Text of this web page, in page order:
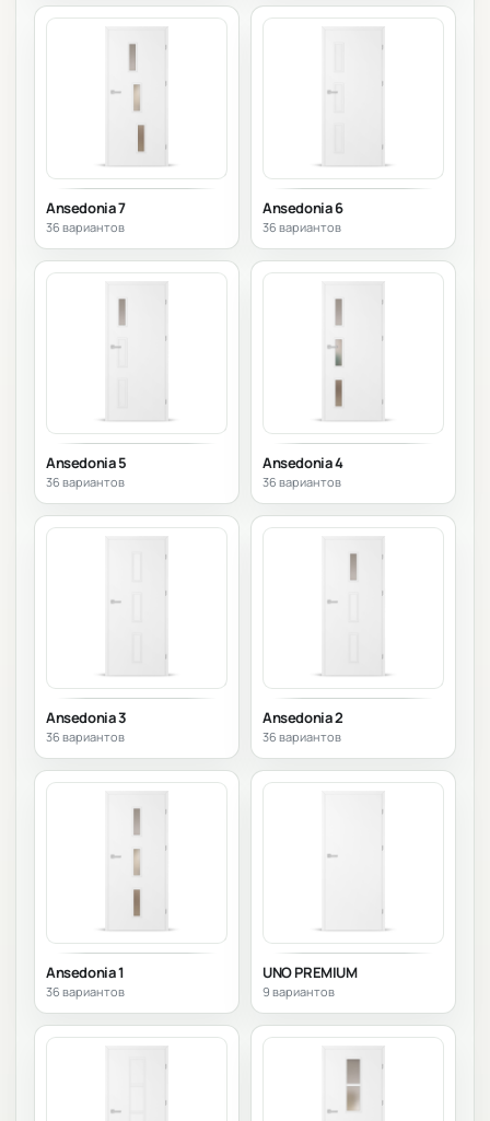
Ansedonia 7
36 вариантов
Ansedonia 6
36 вариантов
Ansedonia 5
36 вариантов
Ansedonia 4
36 вариантов
Ansedonia 3
36 вариантов
Ansedonia 2
36 вариантов
Ansedonia 1
36 вариантов
UNO PREMIUM
9 вариантов